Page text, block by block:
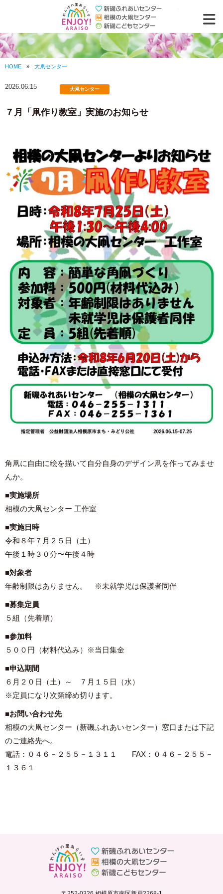
HOME » 大凧センター
2026.06.15 大凧センター
７月「凧作り教室」実施のお知らせ
角凧に自由に絵を描いて自分自身のデザイン凧を作ってみませ
んか。
■実施場所
相模の大凧センター 工作室
■実施日時
令和８年７月２５日（土）
午後１時３０分〜午後４時
■対象者
年齢制限はありません。 ※未就学児は保護者同伴
■募集定員
５組（先着順）
■参加料
５００円（材料代込み）※当日集金
■申込期間
６月２０日（土）～ ７月１５日（水）
※定員になり次第締め切ります。
■お問い合わせ先
相模の大凧センター（新磯ふれあいセンター）窓口または下記
のご連絡先へ。
電話：０４６－２５５－１３１１ FAX：０４６－２５５－
１３６１